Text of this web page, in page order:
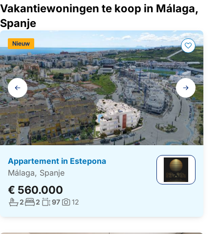
Vakantiewoningen te koop in Málaga,
Spanje
Galerij
navigatie
Appartement in Estepona
Málaga, Spanje
€ 560.000
Nieuw
Aantal badkamers:
2Aantal slaapkamers:
2 Woonoppervlakte:
97 Foto's:
12